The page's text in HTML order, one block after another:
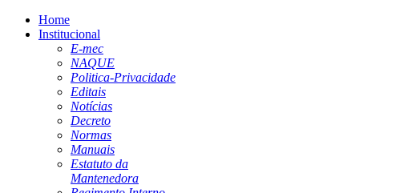
Home
Institucional
E-mec
NAQUE
Politica-Privacidade
Editais
Notícias
Decreto
Normas
Manuais
Estatuto da
Mantenedora